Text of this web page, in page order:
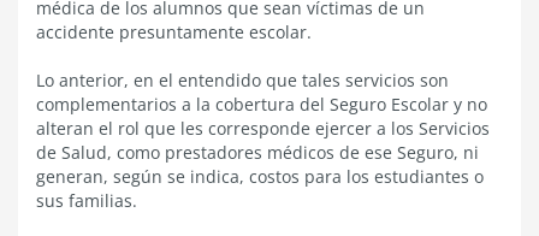
médica de los alumnos que sean víctimas de un
accidente presuntamente escolar.
Lo anterior, en el entendido que tales servicios son
complementarios a la cobertura del Seguro Escolar y no
alteran el rol que les corresponde ejercer a los Servicios
de Salud, como prestadores médicos de ese Seguro, ni
generan, según se indica, costos para los estudiantes o
sus familias.